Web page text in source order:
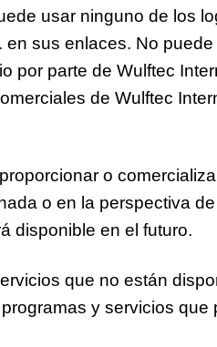
usar ninguno de los
sus enlaces. No
parte de Wulftec
de Wulftec
o
o en la perspectiva
disponible en el futuro.
que no están
y servicios